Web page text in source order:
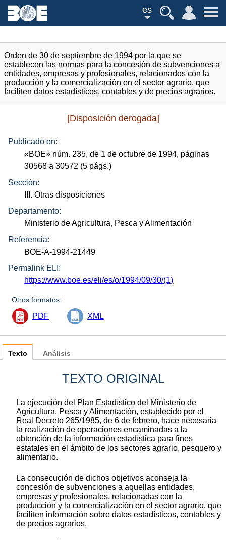
es
Orden de 30 de septiembre de 1994 por la que se
establecen las normas para la concesión de subvenciones a
entidades, empresas y profesionales, relacionados con la
producción y la comercialización en el sector agrario, que
faciliten datos estadísticos, contables y de precios agrarios.
[Disposición derogada]
Publicado en:
«BOE» núm. 235, de 1 de octubre de 1994, páginas
30568 a 30572 (5 págs.)
Sección:
III. Otras disposiciones
Departamento:
Ministerio de Agricultura, Pesca y Alimentación
Referencia:
BOE-A-1994-21449
Permalink ELI:
https://www.boe.es/eli/es/o/1994/09/30/(1)
Otros formatos:
PDF XML
Texto
TEXTO ORIGINAL
La ejecución del Plan Estadístico del Ministerio de
Agricultura, Pesca y Alimentación, establecido por el
Real Decreto 265/1985, de 6 de febrero, hace necesaria
la realización de operaciones encaminadas a la
obtención de la información estadística para fines
estatales en el ámbito de los sectores agrario, pesquero y
alimentario.
La consecución de dichos objetivos aconseja la
concesión de subvenciones a aquellas entidades,
empresas y profesionales, relacionadas con la
producción y la comercialización en el sector agrario, que
faciliten información sobre datos estadísticos, contables y
de precios agrarios.
Análisis